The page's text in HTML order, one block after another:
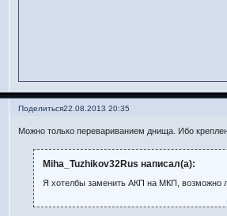
Поделиться22.08.2013 20:35
Можно только перевариванием днища. Ибо
Miha_Tuzhikov32Rus написал(а):
Я хотелбы заменить АКП на МКП, возможно